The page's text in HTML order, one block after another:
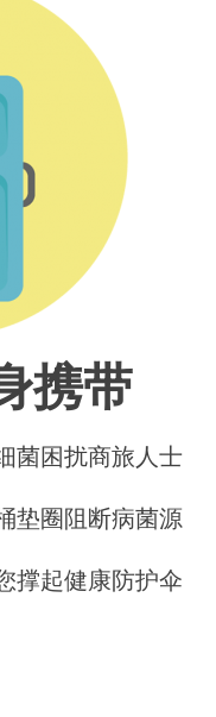
携带
菌困扰商旅人士
垫圈阻断病菌源
撑起健康防护伞